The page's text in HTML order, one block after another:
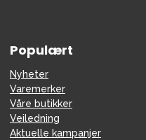
Populært
Nyheter
Varemerker
Våre butikker
Veiledning
Aktuelle kampanjer